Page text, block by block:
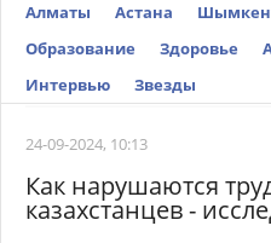
Алматы Астана
Образование
Здоровье
Интервью
Звезды
24-09-2024, 10:13
Как нарушаются
казахстанцев -